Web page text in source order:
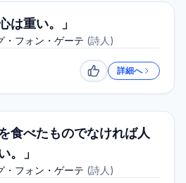
は重い。」
・フォン・ゲーテ (詩人 )
いいね詳細へ
食べたものでなければ人
。」
・フォン・ゲーテ (詩人 )